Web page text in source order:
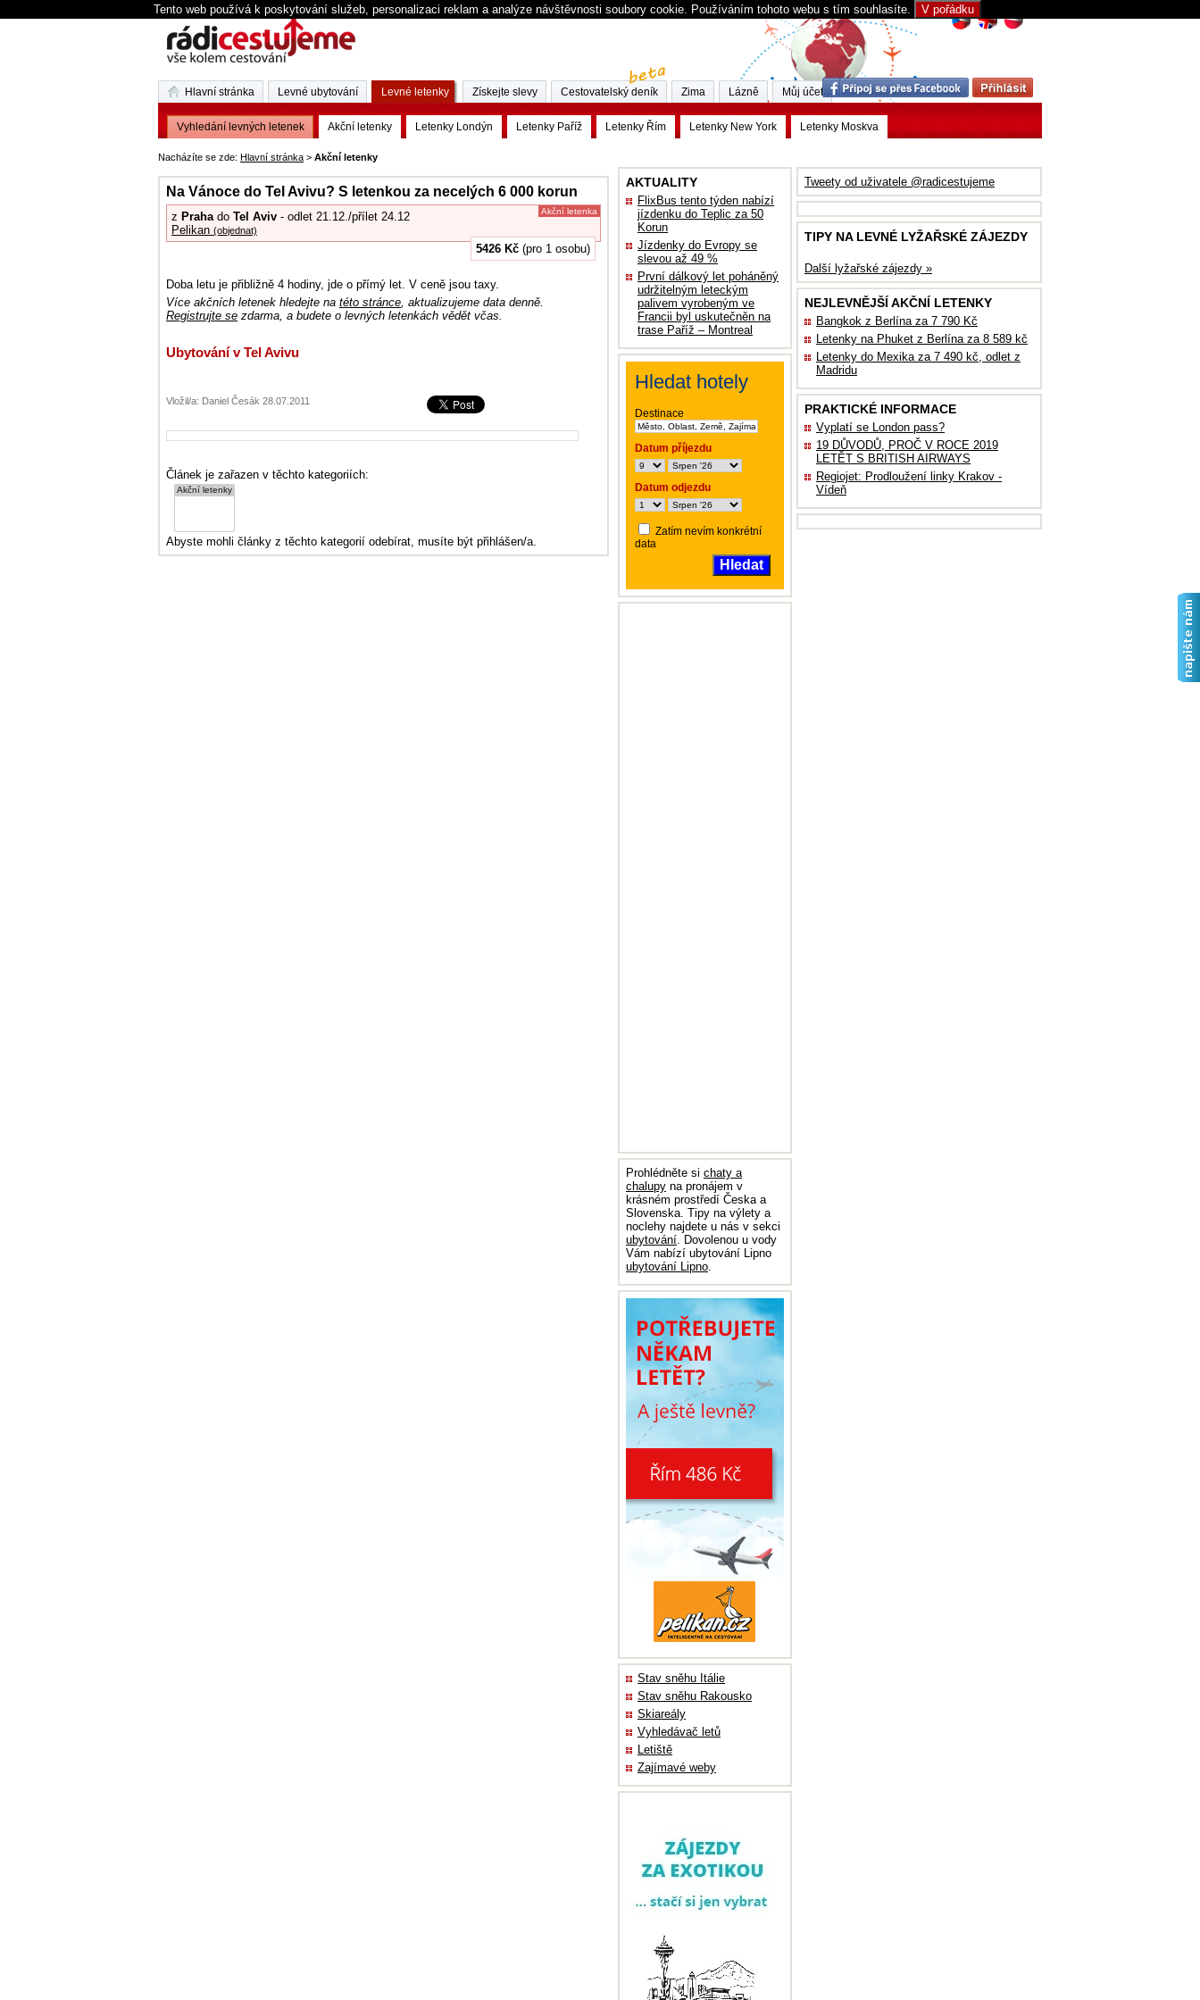
Tento web používá k poskytování služeb, personalizaci reklam a analýze návštěvnosti soubory cookie. Používáním tohoto webu s tím souhlasíte. V pořádku
Nacházíte se zde: Hlavní stránka > Akční letenky
Na Vánoce do Tel Avivu? S letenkou za necelých 6 000 korun
z Praha do Tel Aviv - odlet 21.12./přílet 24.12
Pelikan (objednat)
5426 Kč (pro 1 osobu)
Akční letenka
Doba letu je přibližně 4 hodiny, jde o přímý let. V ceně jsou taxy.
Více akčních letenek hledejte na této stránce, aktualizujeme data denně.
Registrujte se zdarma, a budete o levných letenkách vědět včas.
Ubytování v Tel Avivu
Vložil/a: Daniel Česák 28.07.2011
Článek je zařazen v těchto kategoriích:
Abyste mohli články z těchto kategorií odebírat, musíte být přihlášen/a.
Tweety od uživatele @radicestujeme
TIPY NA LEVNÉ LYŽAŘSKÉ ZÁJEZDY
Další lyžařské zájezdy »
NEJLEVNĚJŠÍ AKČNÍ LETENKY
Bangkok z Berlína za 7 790 Kč
Letenky na Phuket z Berlína za 8 589 kč
Letenky do Mexika za 7 490 kč, odlet z
Madridu
PRAKTICKÉ INFORMACE
Vyplatí se London pass?
19 DŮVODŮ, PROČ V ROCE 2019
LETĚT S BRITISH AIRWAYS
Regiojet: Prodloužení linky Krakov -
Vídeň
AKTUALITY
FlixBus tento týden nabízí
jízdenku do Teplic za 50
Korun
Jízdenky do Evropy se
slevou až 49 %
První dálkový let poháněný
udržitelným leteckým
palivem vyrobeným ve
Francii byl uskutečněn na
trase Paříž – Montreal
Hledat hotely
Destinace
Datum příjezdu
Datum odjezdu
Zatím nevím konkrétní
data
Hledat
Prohlédněte si chaty a
chalupy na pronájem v
krásném prostředí Česka a
Slovenska. Tipy na výlety a
noclehy najdete u nás v sekci
ubytování. Dovolenou u vody
Vám nabízí ubytování Lipno
ubytování Lipno.
Stav sněhu Itálie
Stav sněhu Rakousko
Skiareály
Vyhledávač letů
Letiště
Zajímavé weby
Hlavní stránka Levné ubytování Levné letenky
Vyhledání levných letenek Akční letenky Letenky Londýn Letenky Paříž Letenky Řím Letenky New York Letenky Moskva
Získejte slevy Cestovatelský deník Zima Lázně Můj účet